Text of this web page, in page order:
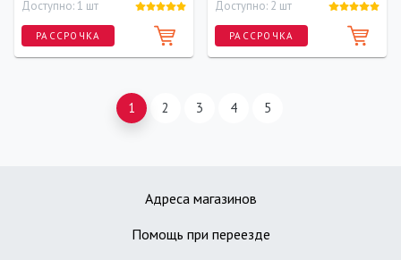
Доступно: 1 шт
РАССРОЧКА
120 см 80 см
Доступно: 2 шт
РАССРОЧКА
120 см
1 2 3 4 5
Адреса магазинов
Помощь при переезде